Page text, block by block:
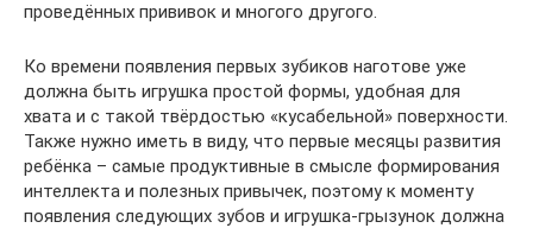
проведённых прививок и многого другого.
Ко времени появления первых зубиков наготове уже
должна быть игрушка простой формы, удобная для
хвата и с такой твёрдостью «кусабельной» поверхности.
Также нужно иметь в виду, что первые месяцы развития
ребёнка – самые продуктивные в смысле формирования
интеллекта и полезных привычек, поэтому к моменту
появления следующих зубов и игрушка-грызунок должна